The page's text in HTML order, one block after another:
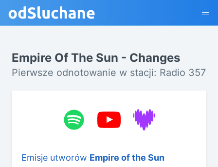
Empire Of The Sun - Changes
Pierwsze odnotowanie w stacji: Radio 357
Emisje utworów Empire of the Sun